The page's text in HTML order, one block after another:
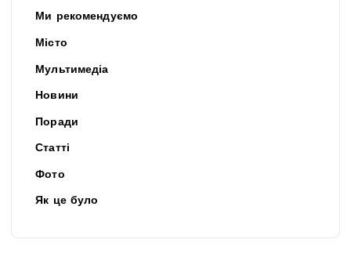
Ми рекомендуємо
Місто
Мультимедіа
Новини
Поради
Статті
Фото
Як це було